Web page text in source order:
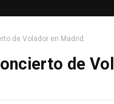
de Volador en Madrid.
de